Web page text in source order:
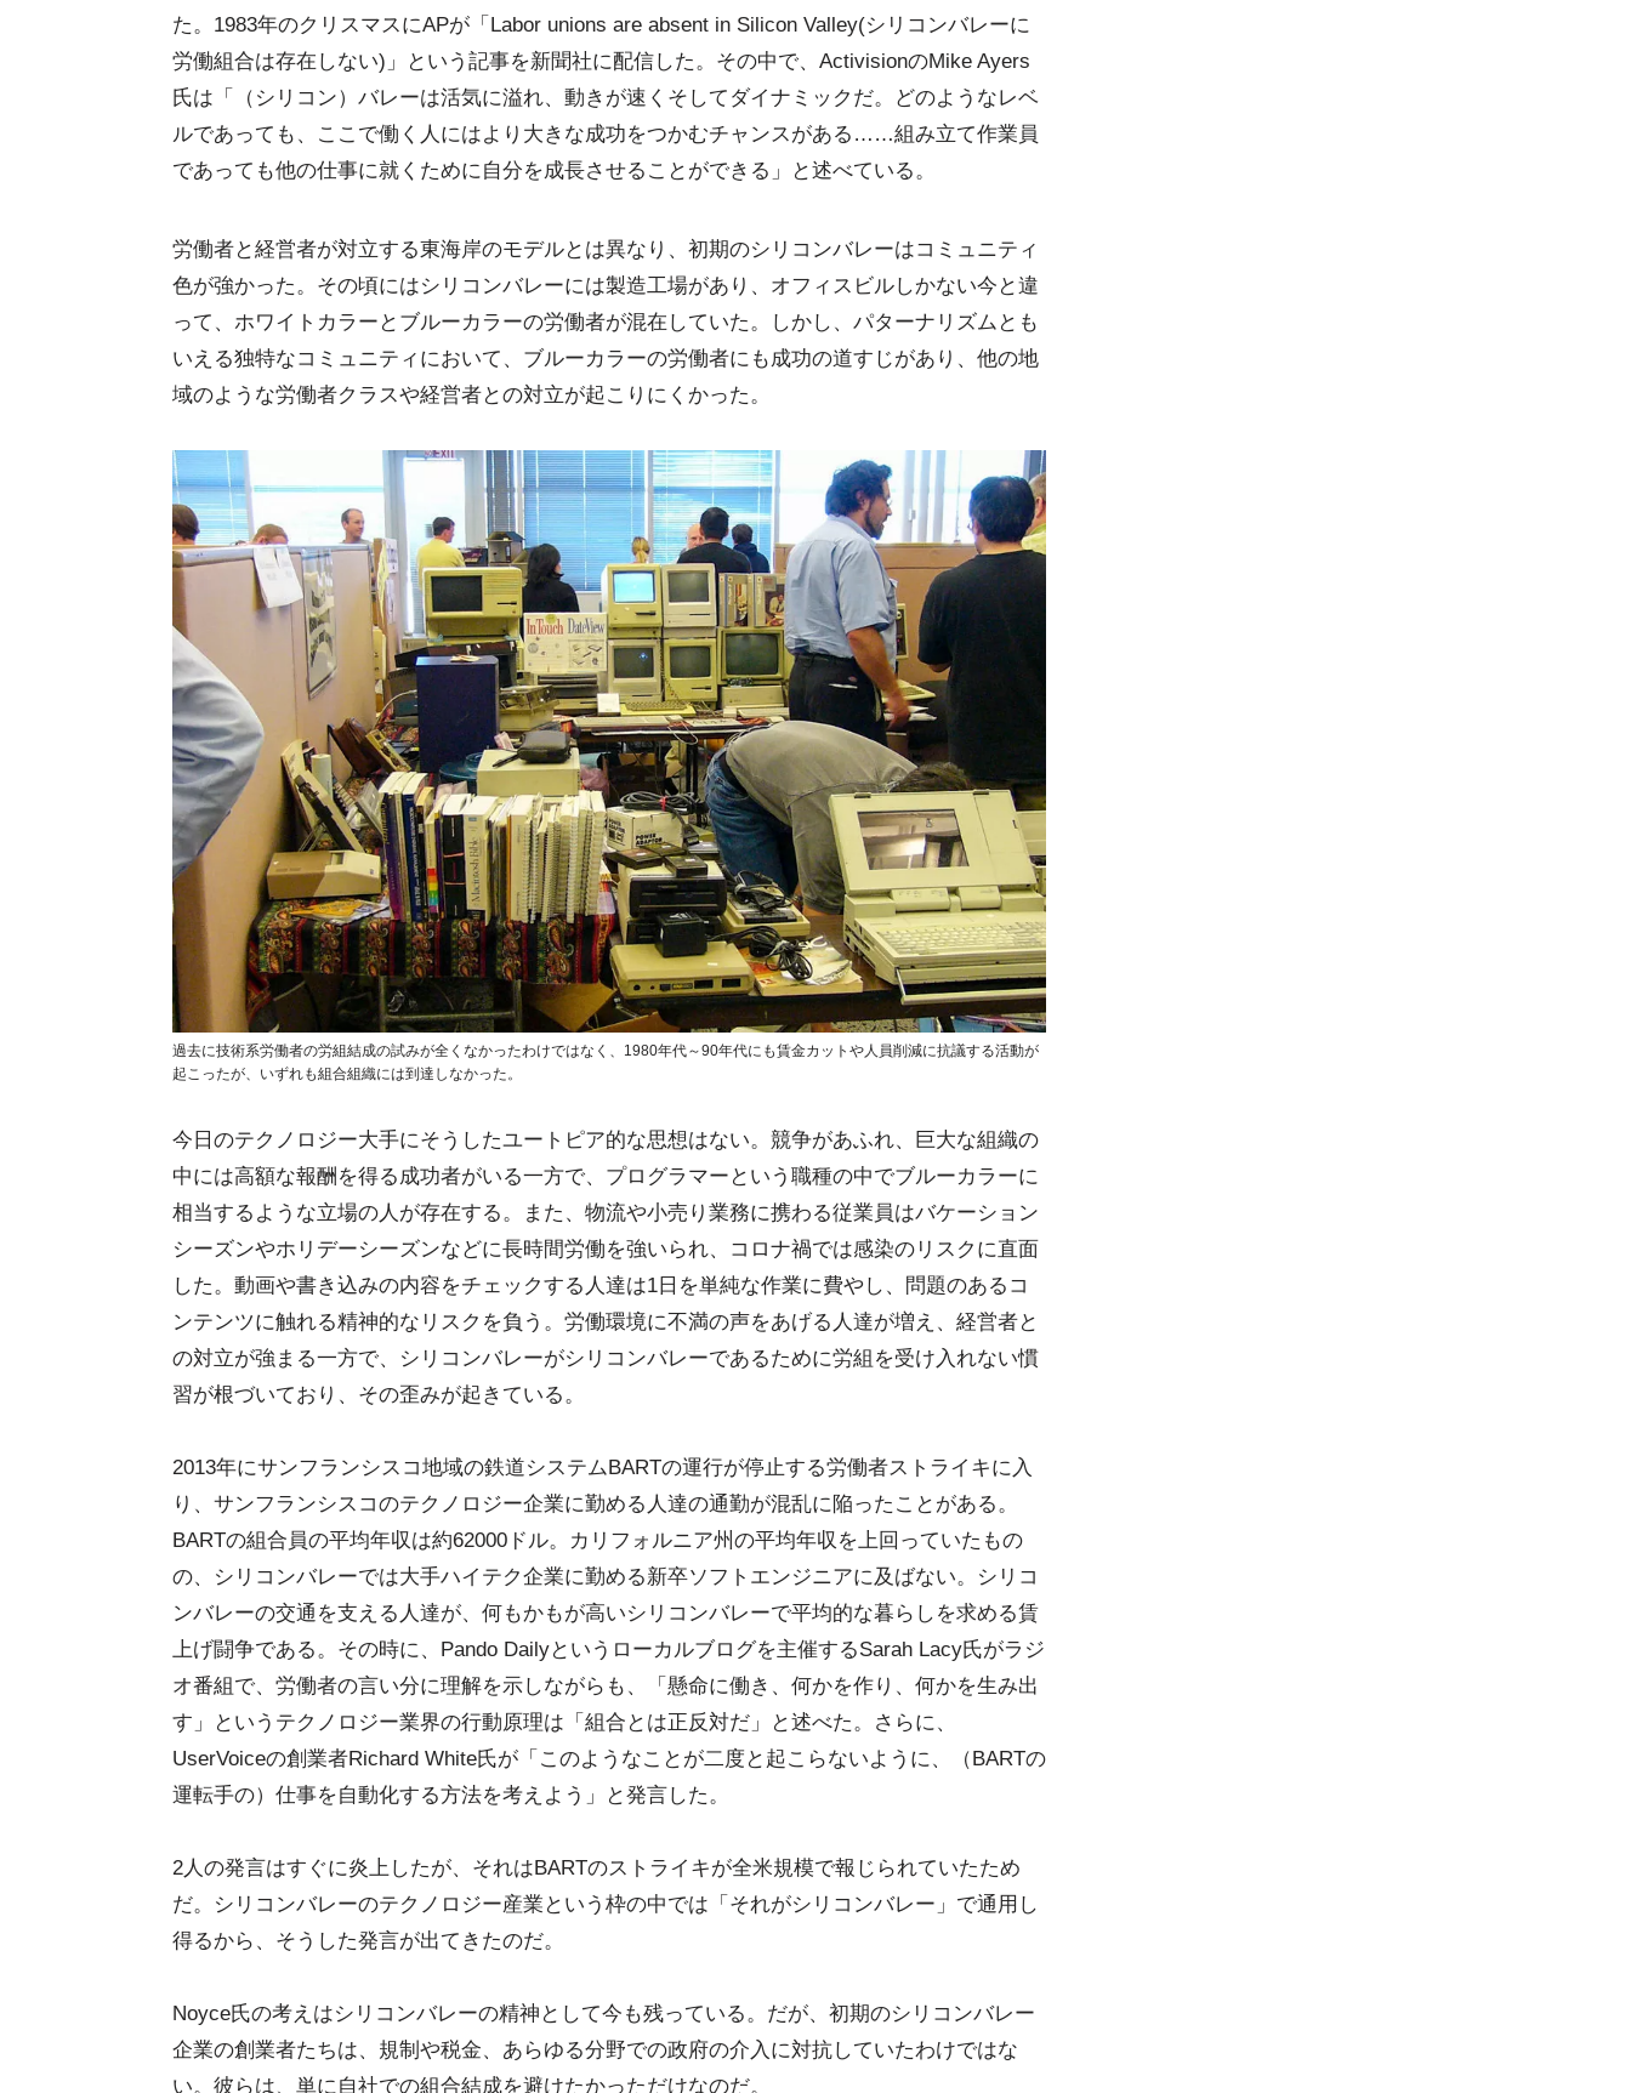
た。1983年のクリスマスにAPが「Labor unions are absent in Silicon Valley(シリコンバレーに
労働組合は存在しない)」という記事を新聞社に配信した。その中で、ActivisionのMike Ayers
氏は「（シリコン）バレーは活気に溢れ、動きが速くそしてダイナミックだ。どのようなレベ
ルであっても、ここで働く人にはより大きな成功をつかむチャンスがある……組み立て作業員
であっても他の仕事に就くために自分を成長させることができる」と述べている。
労働者と経営者が対立する東海岸のモデルとは異なり、初期のシリコンバレーはコミュニティ
色が強かった。その頃にはシリコンバレーには製造工場があり、オフィスビルしかない今と違
って、ホワイトカラーとブルーカラーの労働者が混在していた。しかし、パターナリズムとも
いえる独特なコミュニティにおいて、ブルーカラーの労働者にも成功の道すじがあり、他の地
域のような労働者クラスや経営者との対立が起こりにくかった。
過去に技術系労働者の労組結成の試みが全くなかったわけではなく、1980年代～90年代にも賃金カットや人員削減に抗議する活動が
起こったが、いずれも組合組織には到達しなかった。
今日のテクノロジー大手にそうしたユートピア的な思想はない。競争があふれ、巨大な組織の
中には高額な報酬を得る成功者がいる一方で、プログラマーという職種の中でブルーカラーに
相当するような立場の人が存在する。また、物流や小売り業務に携わる従業員はバケーション
シーズンやホリデーシーズンなどに長時間労働を強いられ、コロナ禍では感染のリスクに直面
した。動画や書き込みの内容をチェックする人達は1日を単純な作業に費やし、問題のあるコ
ンテンツに触れる精神的なリスクを負う。労働環境に不満の声をあげる人達が増え、経営者と
の対立が強まる一方で、シリコンバレーがシリコンバレーであるために労組を受け入れない慣
習が根づいており、その歪みが起きている。
2013年にサンフランシスコ地域の鉄道システムBARTの運行が停止する労働者ストライキに入
り、サンフランシスコのテクノロジー企業に勤める人達の通勤が混乱に陥ったことがある。
BARTの組合員の平均年収は約62000ドル。カリフォルニア州の平均年収を上回っていたもの
の、シリコンバレーでは大手ハイテク企業に勤める新卒ソフトエンジニアに及ばない。シリコ
ンバレーの交通を支える人達が、何もかもが高いシリコンバレーで平均的な暮らしを求める賃
上げ闘争である。その時に、Pando Dailyというローカルブログを主催するSarah Lacy氏がラジ
オ番組で、労働者の言い分に理解を示しながらも、「懸命に働き、何かを作り、何かを生み出
す」というテクノロジー業界の行動原理は「組合とは正反対だ」と述べた。さらに、
UserVoiceの創業者Richard White氏が「このようなことが二度と起こらないように、（BARTの
運転手の）仕事を自動化する方法を考えよう」と発言した。
2人の発言はすぐに炎上したが、それはBARTのストライキが全米規模で報じられていたため
だ。シリコンバレーのテクノロジー産業という枠の中では「それがシリコンバレー」で通用し
得るから、そうした発言が出てきたのだ。
Noyce氏の考えはシリコンバレーの精神として今も残っている。だが、初期のシリコンバレー
企業の創業者たちは、規制や税金、あらゆる分野での政府の介入に対抗していたわけではな
い。彼らは、単に自社での組合結成を避けたかっただけなのだ。